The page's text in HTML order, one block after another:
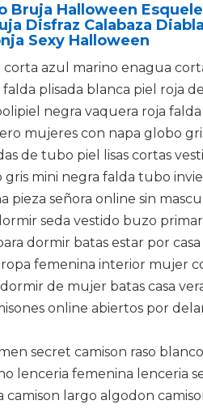
Bruja Halloween
Disfraz Calabaza
Sexy Halloween
azul marino enagua
falda plisada blanca piel roja
negra vaquera roja
mujeres con napa globo
de tubo piel lisas cortas
mini negra falda tubo
pieza señora online sin
seda vestido buzo
dormir batas estar por
femenina interior mujer
de mujer batas casa
online abiertos por
secret camison raso
lenceria femenina lenceria
camison largo algodon